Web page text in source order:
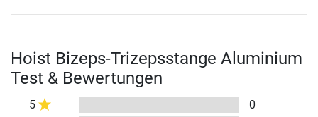
Hoist Bizeps-Trizepsstange Aluminium
Test & Bewertungen
5
0